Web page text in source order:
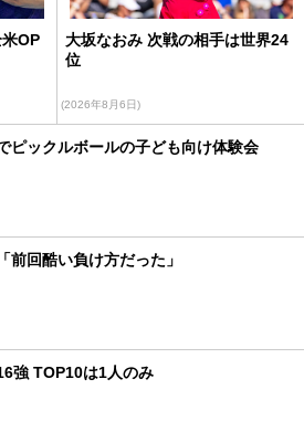
OP
大坂なおみ 次戦の相手は世界24
位
(2026年8月6日)
ピックルボールの子ども向け体験会
前回酷い負け方だった」
強 TOP10は1人のみ